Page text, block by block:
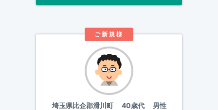
ご新規様
埼玉県比企郡滑川町40歳代 男性